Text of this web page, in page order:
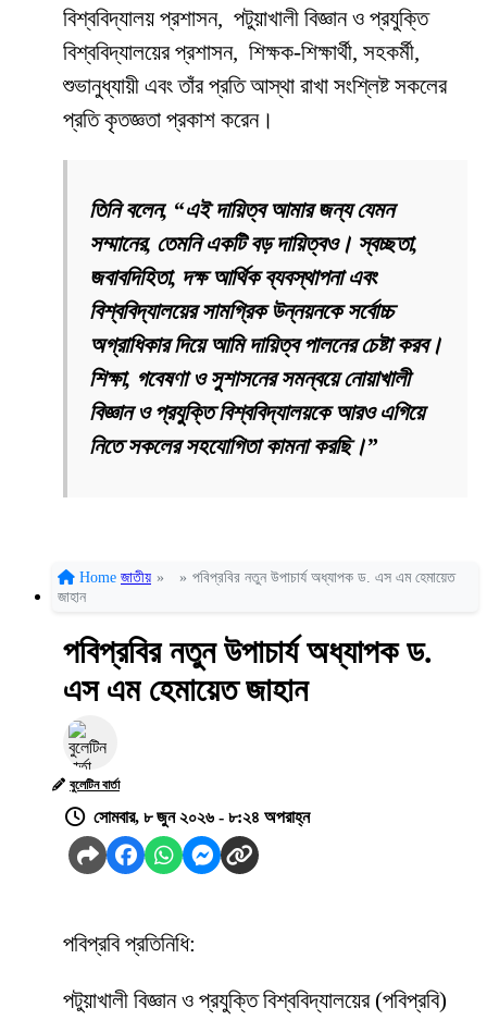
বিশ্ববিদ্যালয় প্রশাসন, পটুয়াখালী বিজ্ঞান ও প্রযুক্তি
বিশ্ববিদ্যালয়ের প্রশাসন, শিক্ষক-শিক্ষার্থী, সহকর্মী,
শুভানুধ্যায়ী এবং তাঁর প্রতি আস্থা রাখা সংশ্লিষ্ট সকলের
প্রতি কৃতজ্ঞতা প্রকাশ করেন।
তিনি বলেন, “এই দায়িত্ব আমার জন্য যেমন
সম্মানের, তেমনি একটি বড় দায়িত্বও। স্বচ্ছতা,
জবাবদিহিতা, দক্ষ আর্থিক ব্যবস্থাপনা এবং
বিশ্ববিদ্যালয়ের সামগ্রিক উন্নয়নকে সর্বোচ্চ
অগ্রাধিকার দিয়ে আমি দায়িত্ব পালনের চেষ্টা করব।
শিক্ষা, গবেষণা ও সুশাসনের সমন্বয়ে নোয়াখালী
বিজ্ঞান ও প্রযুক্তি বিশ্ববিদ্যালয়কে আরও এগিয়ে
নিতে সকলের সহযোগিতা কামনা করছি।”
Home জাতীয় » » পবিপ্রবির নতুন উপাচার্য অধ্যাপক ড. এস এম হেমায়েত
জাহান
পবিপ্রবির নতুন উপাচার্য অধ্যাপক ড.
এস এম হেমায়েত জাহান
বুলেটিন বার্তা
সোমবার, ৮ জুন ২০২৬ - ৮:২৪ অপরাহ্ন
পবিপ্রবি প্রতিনিধি:
পটুয়াখালী বিজ্ঞান ও প্রযুক্তি বিশ্ববিদ্যালয়ের (পবিপ্রবি)